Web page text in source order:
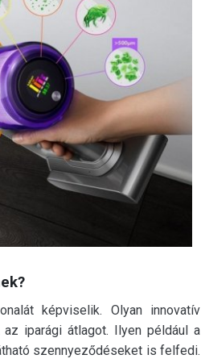
képviselik. Olyan innovatív
az iparági átlagot. Ilyen például a
szennyeződéseket is felfedi.